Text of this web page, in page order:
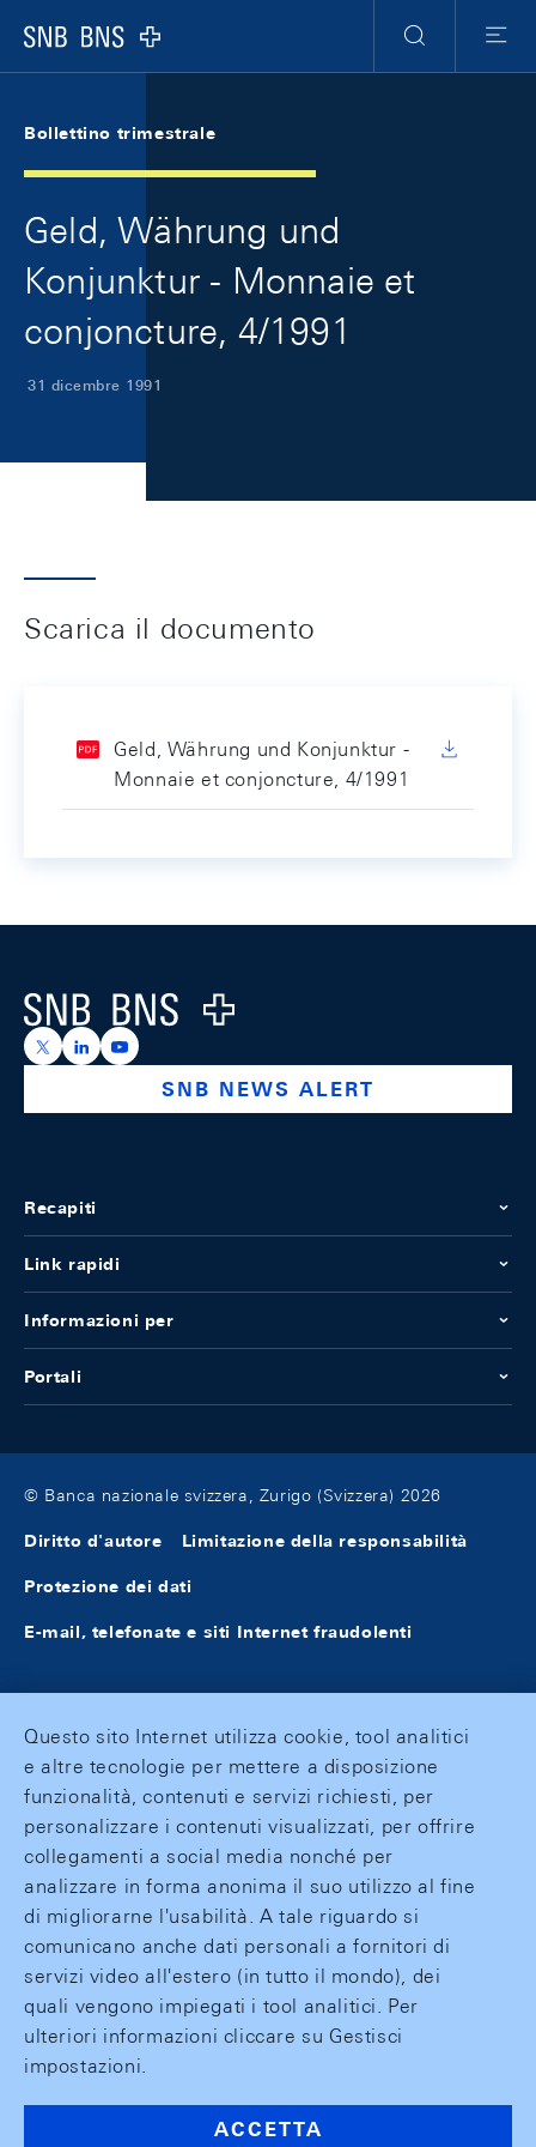
Logo
Ricerca
Menu
Bollettino trimestrale
Geld, Währung und
Konjunktur - Monnaie et
conjoncture, 4/1991
31 dicembre 1991
Scarica il documento
Geld, Währung und Konjunktur -
Monnaie et conjoncture, 4/1991
Logo
https://x.com/snb_bns
https://ch.linkedin.com/company/swiss-national-
https://www.youtube.com/@swissnationalbank
SNB NEWS ALERT
Recapiti
Link rapidi
Informazioni per
Portali
© Banca nazionale svizzera, Zurigo (Svizzera) 2026
Diritto d'autore Limitazione della responsabilità
Protezione dei dati
E-mail, telefonate e siti Internet fraudolenti
Questo sito Internet utilizza cookie, tool analitici
e altre tecnologie per mettere a disposizione
funzionalità, contenuti e servizi richiesti, per
personalizzare i contenuti visualizzati, per offrire
collegamenti a social media nonché per
analizzare in forma anonima il suo utilizzo al fine
di migliorarne l'usabilità. A tale riguardo si
comunicano anche dati personali a fornitori di
servizi video all'estero (in tutto il mondo), dei
quali vengono impiegati i tool analitici. Per
ulteriori informazioni cliccare su Gestisci
impostazioni.
ACCETTA